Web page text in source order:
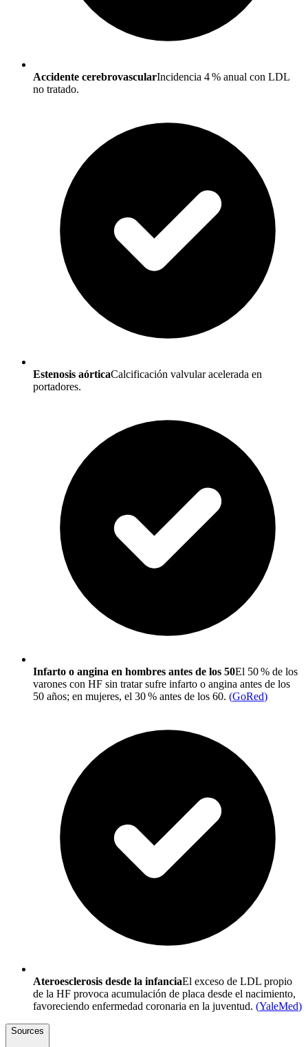
Accidente cerebrovascularIncidencia 4 % anual con LDL
no tratado.
Estenosis aórticaCalcificación valvular acelerada en
portadores.
Infarto o angina en hombres antes de los 50El 50 % de los
varones con HF sin tratar sufre infarto o angina antes de los
50 años; en mujeres, el 30 % antes de los 60. (GoRed)
Ateroesclerosis desde la infanciaEl exceso de LDL propio
de la HF provoca acumulación de placa desde el nacimiento,
favoreciendo enfermedad coronaria en la juventud. (YaleMed)
Sources